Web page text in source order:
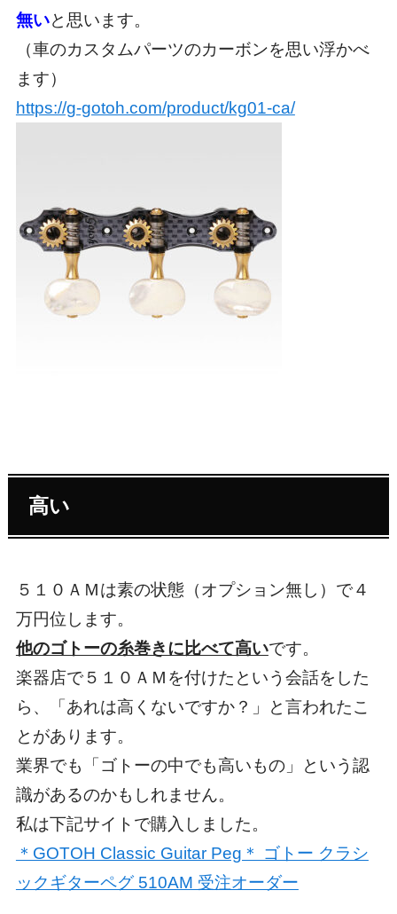
無いと思います。
（車のカスタムパーツのカーボンを思い浮かべ
ます）
https://g-gotoh.com/product/kg01-ca/
高い
５１０ＡＭは素の状態（オプション無し）で４
万円位します。
他のゴトーの糸巻きに比べて高いです。
楽器店で５１０ＡＭを付けたという会話をした
ら、「あれは高くないですか？」と言われたこ
とがあります。
業界でも「ゴトーの中でも高いもの」という認
識があるのかもしれません。
私は下記サイトで購入しました。
＊GOTOH Classic Guitar Peg＊ ゴトー クラシ
ックギターペグ 510AM 受注オーダー